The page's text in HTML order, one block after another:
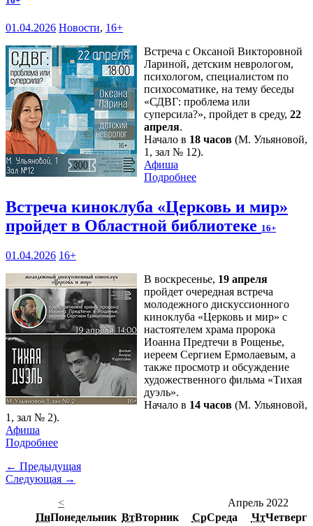
01.04.2026 Новости, 16+
Встреча с Оксаной Викторовной
Лариной, детским неврологом,
психологом, специалистом по
психосоматике, на тему беседы
«СДВГ: проблема или
суперсила?», пройдет в среду, 22
апреля.
Начало в 18 часов (М. Ульяновой,
1, зал № 12).
Афиша
Подробнее
Встреча киноклуба «Церковь и мир»
пройдет в Областной библиотеке 16+
01.04.2026 16+
В воскресенье, 19 апреля
пройдет очередная встреча
молодежного дискуссионного
киноклуба «Церковь и мир» с
настоятелем храма пророка
Иоанна Предтечи в Рощенье,
иереем Сергием Ермолаевым, а
также просмотр и обсуждение
художественного фильма «Тихая
дуэль».
Начало в 14 часов (М. Ульяновой,
1, зал № 2).
Афиша
Подробнее
← Предыдущая
Следующая →
<
Апрель 2022
ПнПонедельник ВтВторник СрСреда ЧтЧетверг